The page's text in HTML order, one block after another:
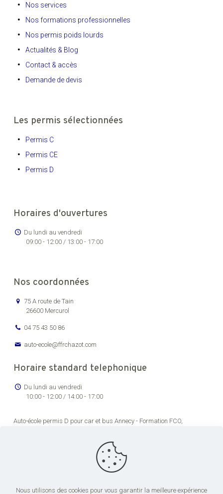
Nos services
Nos formations professionnelles
Nos permis poids lourds
Actualités & Blog
Contact & accès
Demande de devis
Les permis sélectionnées
Permis C
Permis CE
Permis D
Horaires d'ouvertures
Du lundi au vendredi
09:00 - 12:00 / 13:00 - 17:00
Nos coordonnées
75 A route de Tain
26600 Mercurol
04 75 43 50 86
auto-ecole@ffrchazot.com
Horaire standard telephonique
Du lundi au vendredi
10:00 - 12:00 / 14:00 - 17:00
Auto-école permis D pour car et bus Annecy - Formation FCO,
permis transport en commun pas cher Dijon -
conduire poids lourds Grenoble - Centre de formation permis CE Lons-
Centre de formation chauffeur poids lourds Lyon -
conduite de poids lourds Valence
Nous utilisons des cookies pour vous garantir la meilleure expérience